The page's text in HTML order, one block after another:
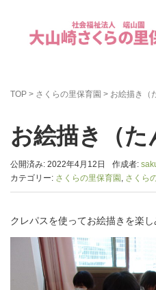
TOP > さくらの里保育園 > お絵描き（
お絵描き（た
公開済み: 2022年4月12日 作成者:
カテゴリー: さくらの里保育園 , さくら
クレパスを使ってお絵描きを楽し